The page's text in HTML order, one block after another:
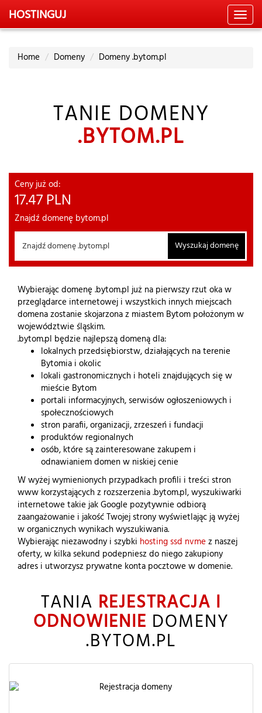
HOSTINGUJ
Home Domeny Domeny .bytom.pl
TANIE DOMENY
.BYTOM.PL
Ceny już od:
17.47 PLN
Znajdź domenę bytom.pl
Wyszukaj domenę
Wybierając domenę .bytom.pl już na pierwszy rzut oka w
przeglądarce internetowej i wszystkich innych miejscach
domena zostanie skojarzona z miastem Bytom położonym w
województwie śląskim.
.bytom.pl będzie najlepszą domeną dla:
lokalnych przedsiębiorstw, działających na terenie
Bytomia i okolic
lokali gastronomicznych i hoteli znajdujących się w
mieście Bytom
portali informacyjnych, serwisów ogłoszeniowych i
społecznościowych
stron parafii, organizacji, zrzeszeń i fundacji
produktów regionalnych
osób, które są zainteresowane zakupem i
odnawianiem domen w niskiej cenie
W wyżej wymienionych przypadkach profili i treści stron
www korzystających z rozszerzenia .bytom.pl, wyszukiwarki
internetowe takie jak Google pozytywnie odbiorą
zaangażowanie i jakość Twojej strony wyświetlając ją wyżej
w organicznych wynikach wyszukiwania.
Wybierając niezawodny i szybki hosting ssd nvmez naszej
oferty, w kilka sekund podepniesz do niego zakupiony
adres i utworzysz prywatne konta pocztowe w domenie.
TANIA REJESTRACJA I
ODNOWIENIE DOMENY
.BYTOM.PL